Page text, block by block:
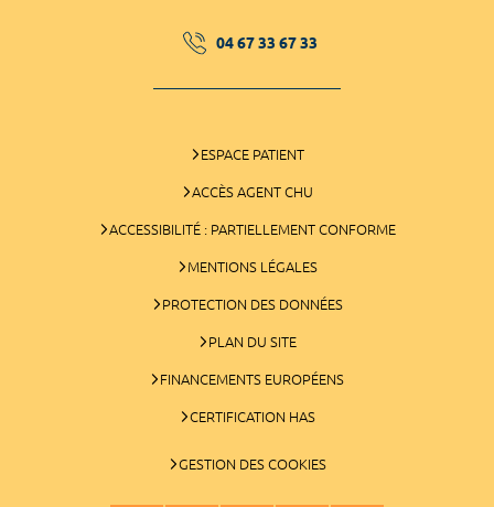
04 67 33 67 33
ESPACE PATIENT
ACCÈS AGENT CHU
ACCESSIBILITÉ : PARTIELLEMENT CONFORME
MENTIONS LÉGALES
PROTECTION DES DONNÉES
PLAN DU SITE
FINANCEMENTS EUROPÉENS
CERTIFICATION HAS
GESTION DES COOKIES